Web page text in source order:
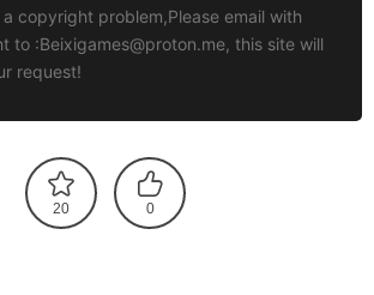
copyright problem,Please email with
to :Beixigames@proton.me, this site will
request!
20 0